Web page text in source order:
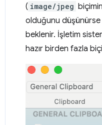
( image/jpeg
olduğunu düşünürse
beklenir. İşletim
hazır birden fazla